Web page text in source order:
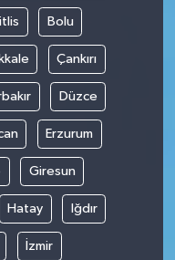
Bolu
Çankırı
Düzce
Erzurum
Giresun
Hatay Iğdır
İzmir